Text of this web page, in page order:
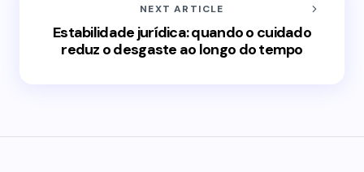
NEXT ARTICLE
Estabilidade jurídica: quando o cuidado
reduz o desgaste ao longo do tempo